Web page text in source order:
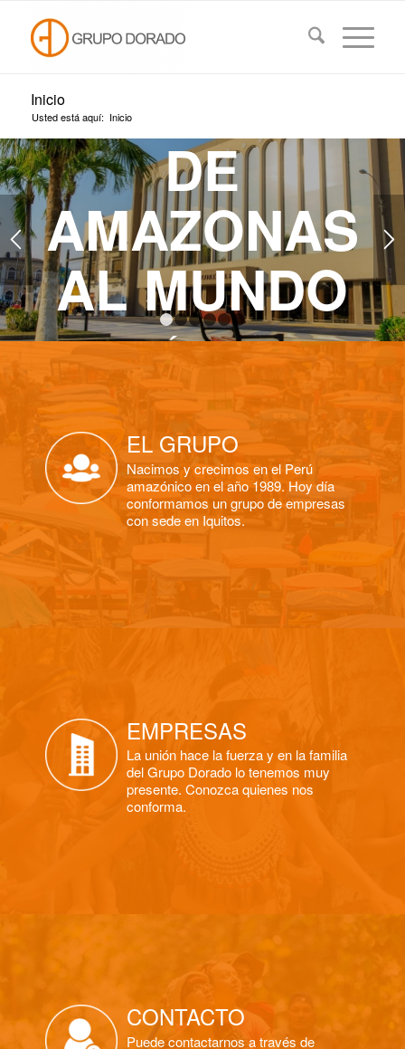
Inicio
Usted está aquí: Inicio
1 2 3 4 5 6
DE
AMAZONAS
AL MUNDO
LA UNIÓN HACE LA
FUERZA
SABER MÁS
EL GRUPO
Nacimos y crecimos en el Perú
amazónico en el año 1989. Hoy día
conformamos un grupo de empresas
con sede en Iquitos.
EMPRESAS
La unión hace la fuerza y en la familia
del Grupo Dorado lo tenemos muy
presente. Conozca quienes nos
conforma.
CONTACTO
Puede contactarnos a través de